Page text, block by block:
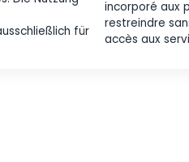
verfügbaren